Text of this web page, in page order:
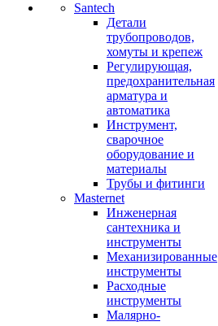
Santech
Детали
трубопроводов,
хомуты и крепеж
Регулирующая,
предохранительная
арматура и
автоматика
Инструмент,
сварочное
оборудование и
материалы
Трубы и фитинги
Masternet
Инженерная
сантехника и
инструменты
Механизированные
инструменты
Расходные
инструменты
Малярно-